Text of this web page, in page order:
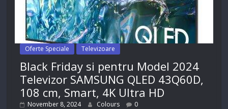
Oferte Speciale Televizoare
Black Friday si pentru Model 2024
Televizor SAMSUNG QLED 43Q60D,
108 cm, Smart, 4K Ultra HD
November 8, 2024 Colours 0